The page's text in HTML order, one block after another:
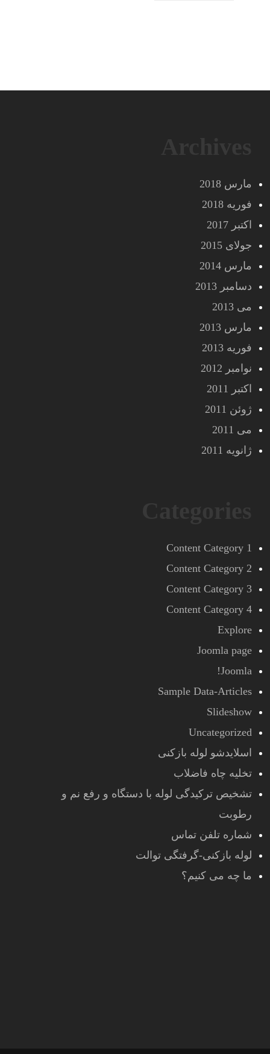
مارس 2018
فوریه 2018
اکتبر 2017
جولای 2015
مارس 2014
دسامبر 2013
می 2013
مارس 2013
فوریه 2013
نوامبر 2012
اکتبر 2011
ژوئن 2011
می 2011
ژانویه 2011
Content Category 1
Content Category 2
Content Category 3
Content Category 4
Explore
Joomla page
Joomla!
Sample Data-Articles
Slideshow
Uncategorized
اسلایدشو لوله بازکنی
تخلیه چاه فاضلاب
تشخیص ترکیدگی لوله با دستگاه و رفع نم و
رطوبت
شماره تلفن تماس
لوله بازکنی-گرفتگی توالت
ما چه می کنیم؟